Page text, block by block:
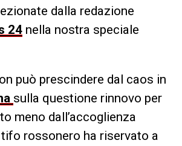
dalla redazione
24nella nostra speciale
può prescindere dal caos in
sulla questione rinnovo per
meno dall’accoglienza
rossonero ha riservato a